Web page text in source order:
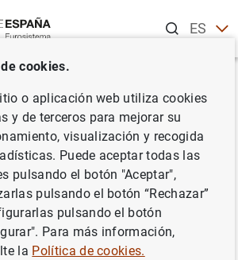
ESEN
la balanza de pagos
2015
cookies.
o aplicación web utiliza cookies
y de terceros para mejorar su
visualización y recogida
Puede aceptar todas las
pulsando el botón "Aceptar",
pulsando el botón “Rechazar”
pulsando el botón
Para más información,
la Política de cookies.